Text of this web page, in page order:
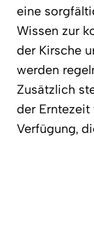
eine
Wissen zur
der Kirsche
werden
Zusätzlich
der Erntezeit
Verfügung,